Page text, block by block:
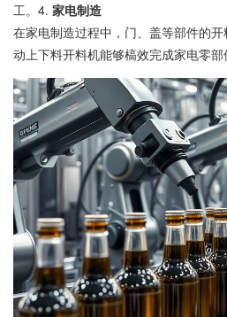
工。4. 家电制造
在家电制造过程中，门、盖等部件的
动上下料开料机能够槁效完成家电零部